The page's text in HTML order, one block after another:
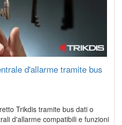
d'allarme tramite bus
Trikdis tramite bus dati o
d'allarme compatibili e funzioni